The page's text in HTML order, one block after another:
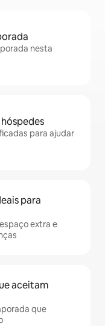
nesta
para ajudar
para
extra e
aceitam
que